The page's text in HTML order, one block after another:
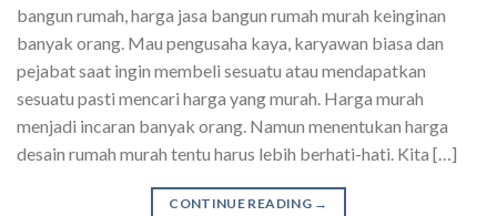
bangun rumah, harga jasa bangun rumah murah keinginan
banyak orang. Mau pengusaha kaya, karyawan biasa dan
pejabat saat ingin membeli sesuatu atau mendapatkan
sesuatu pasti mencari harga yang murah. Harga murah
menjadi incaran banyak orang. Namun menentukan harga
desain rumah murah tentu harus lebih berhati-hati. Kita […]
CONTINUE READING →